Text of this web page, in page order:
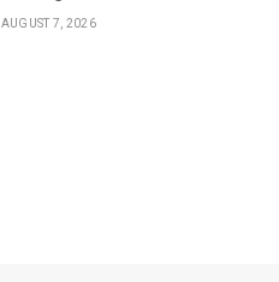
AUGUST 7, 2026